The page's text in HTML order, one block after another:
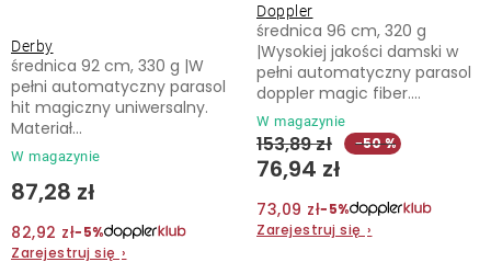
Derby
W magazynie
87,28 zł
82,92 zł−5%
Zarejestruj się ›
średnica 92 cm, 330 g |W
pełni automatyczny parasol
hit magiczny uniwersalny.
Materiał...
Doppler
W magazynie
76,94 zł
153,89 zł −50 %
73,09 zł−5%
Zarejestruj się ›
średnica 96 cm, 320 g
|Wysokiej jakości damski w
pełni automatyczny parasol
doppler magic fiber....